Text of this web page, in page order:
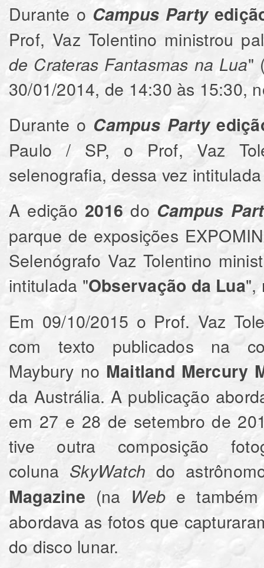
Durante o Campus Party
Prof, Vaz Tolentino ministrou
de Crateras Fantasmas na Lua"
30/01/2014, de 14:30 às 15:30,
Durante o Campus Party
Paulo / SP, o Prof, Vaz
selenografia, dessa vez
A edição 2016do Campus
parque de exposições
Selenógrafo Vaz Tolentino
intitulada "Observação da Lua",
Em 09/10/2015 o Prof. Vaz
com texto publicados na
Maybury no Maitland Mercury
da Austrália. A publicação
em 27 e 28 de setembro de
tive outra composição
coluna SkyWatch do
Magazine (na Web e
abordava as fotos que
do disco lunar.